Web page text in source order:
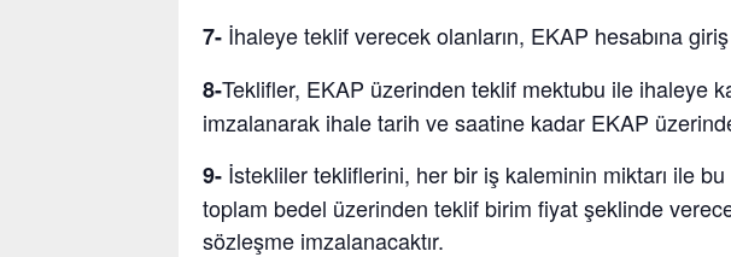
7- İhaleye teklif verecek olanların, EKAP hesabına
8-Teklifler, EKAP üzerinden teklif mektubu ile ihaleye
imzalanarak ihale tarih ve saatine kadar EKAP
9- İstekliler tekliflerini, her bir iş kaleminin miktarı ile
toplam bedel üzerinden teklif birim fiyat şeklinde
sözleşme imzalanacaktır.